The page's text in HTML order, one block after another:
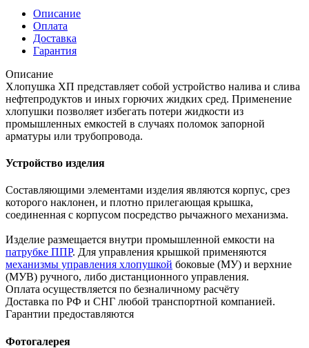
Описание
Оплата
Доставка
Гарантия
Описание
Хлопушка ХП представляет собой устройство налива и слива
нефтепродуктов и иных горючих жидких сред. Применение
хлопушки позволяет избегать потери жидкости из
промышленных емкостей в случаях поломок запорной
арматуры или трубопровода.
Устройство изделия
Составляющими элементами изделия являются корпус, срез
которого наклонен, и плотно прилегающая крышка,
соединенная с корпусом посредство рычажного механизма.
Изделие размещается внутри промышленной емкости на
патрубке ППР. Для управления крышкой применяются
механизмы управления хлопушкой боковые (МУ) и верхние
(МУВ) ручного, либо дистанционного управления.
Оплата осуществляется по безналичному расчёту
Доставка по РФ и СНГ любой транспортной компанией.
Гарантии предоставляются
Фотогалерея